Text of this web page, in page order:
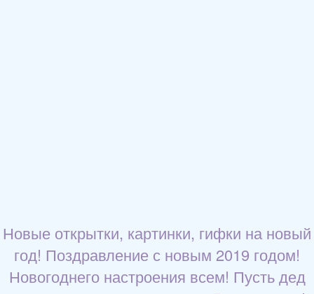
Новые открытки, картинки, гифки на новый
год! Поздравление с новым 2019 годом!
Новогоднего настроения всем! Пусть дед